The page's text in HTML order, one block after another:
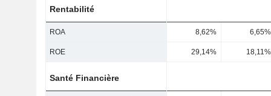
Rentabilité
ROA 8,62% 6,65%
ROE 29,14% 18,11%
Santé Financière